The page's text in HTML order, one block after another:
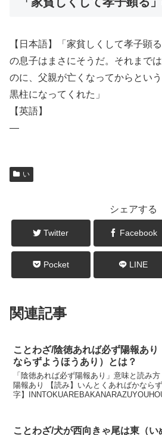
【日本語】「家貧しくして孝子顕
の息子はまさにそうだ。それまで
のに、父親が亡くなってからとい
黒柱になってくれた」
【英語】
―
い
シェアする
Twitter Facebook
Pocket LINE
関連記事
ことわざ/陰徳あれば必ず陽報あ
ならずようほうあり）とは？
「陰徳あれば必ず陽報あり」意味と読み方 【表記】陰徳あれば必ず
陽報あり 【読み】いんとくあればかなら
字】INNTOKUAREBAKANARAZUYOUHOUARI 【意味】 人
ことわざ/犬が西向きゃ尾は東（